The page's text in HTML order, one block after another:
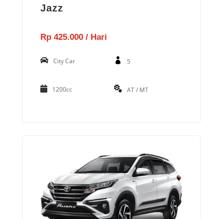
Jazz
Rp 425.000 / Hari
City Car 5
1200cc AT / MT